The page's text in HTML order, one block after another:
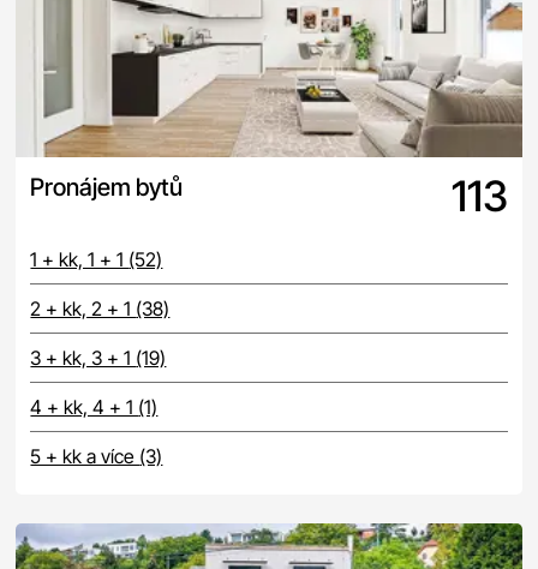
Pronájem bytů 113
1 + kk, 1 + 1 (52)
2 + kk, 2 + 1 (38)
3 + kk, 3 + 1 (19)
4 + kk, 4 + 1 (1)
5 + kk a více (3)